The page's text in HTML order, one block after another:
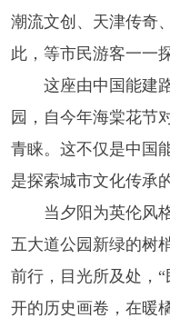
潮流文创、天津传奇
此，等市民游客一一
这座由中国能建路
园，自今年海棠花节
青睐。这不仅是中国
是探索城市文化传承
当夕阳为英伦风格
五大道公园新绿的树
前行，目光所及处，
开的历史画卷，在暖